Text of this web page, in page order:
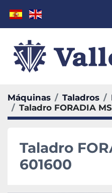
Máquinas Taladros
Taladro FORADIA
Taladro
601600